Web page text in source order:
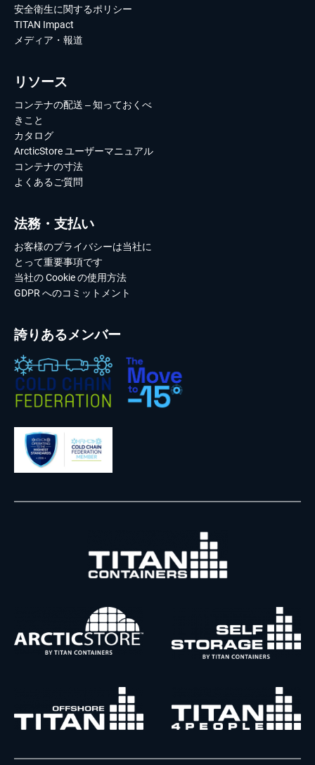
安全衛生に関するポリシー
TITAN Impact
メディア・報道
リソース
コンテナの配送 – 知っておくべ
きこと
カタログ
ArcticStore ユーザーマニュアル
コンテナの寸法
よくあるご質問
法務・支払い
お客様のプライバシーは当社に
とって重要事項です
当社の Cookie の使用方法
GDPR へのコミットメント
誇りあるメンバー